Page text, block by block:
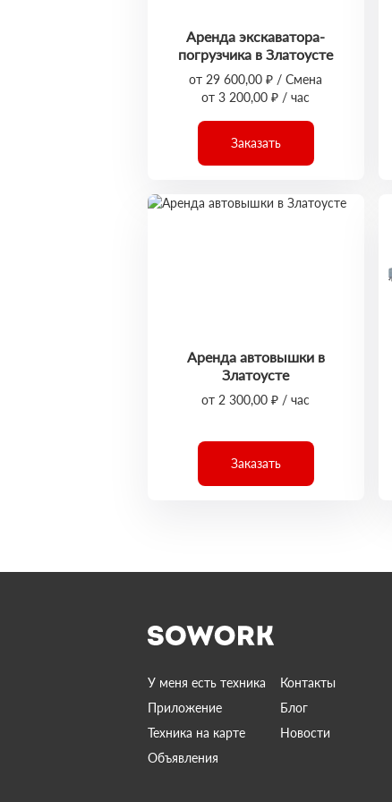
Аренда экскаватора-
погрузчика в Златоусте
от 29 600,00 ₽ / Смена
от 3 200,00 ₽ / час
Заказать
Аренда автовышки в
Златоусте
от 2 300,00 ₽ / час
Заказать
У меня есть техника
Контакты
Приложение
Блог
Техника на карте
Новости
Объявления